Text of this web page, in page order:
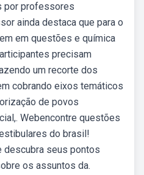
por professores
ainda destaca que para o
em questões e química
precisam
um recorte dos
cobrando eixos temáticos
de povos
Webencontre questões
do brasil!
descubra seus pontos
os assuntos da.